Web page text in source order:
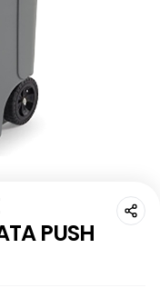
PUSH